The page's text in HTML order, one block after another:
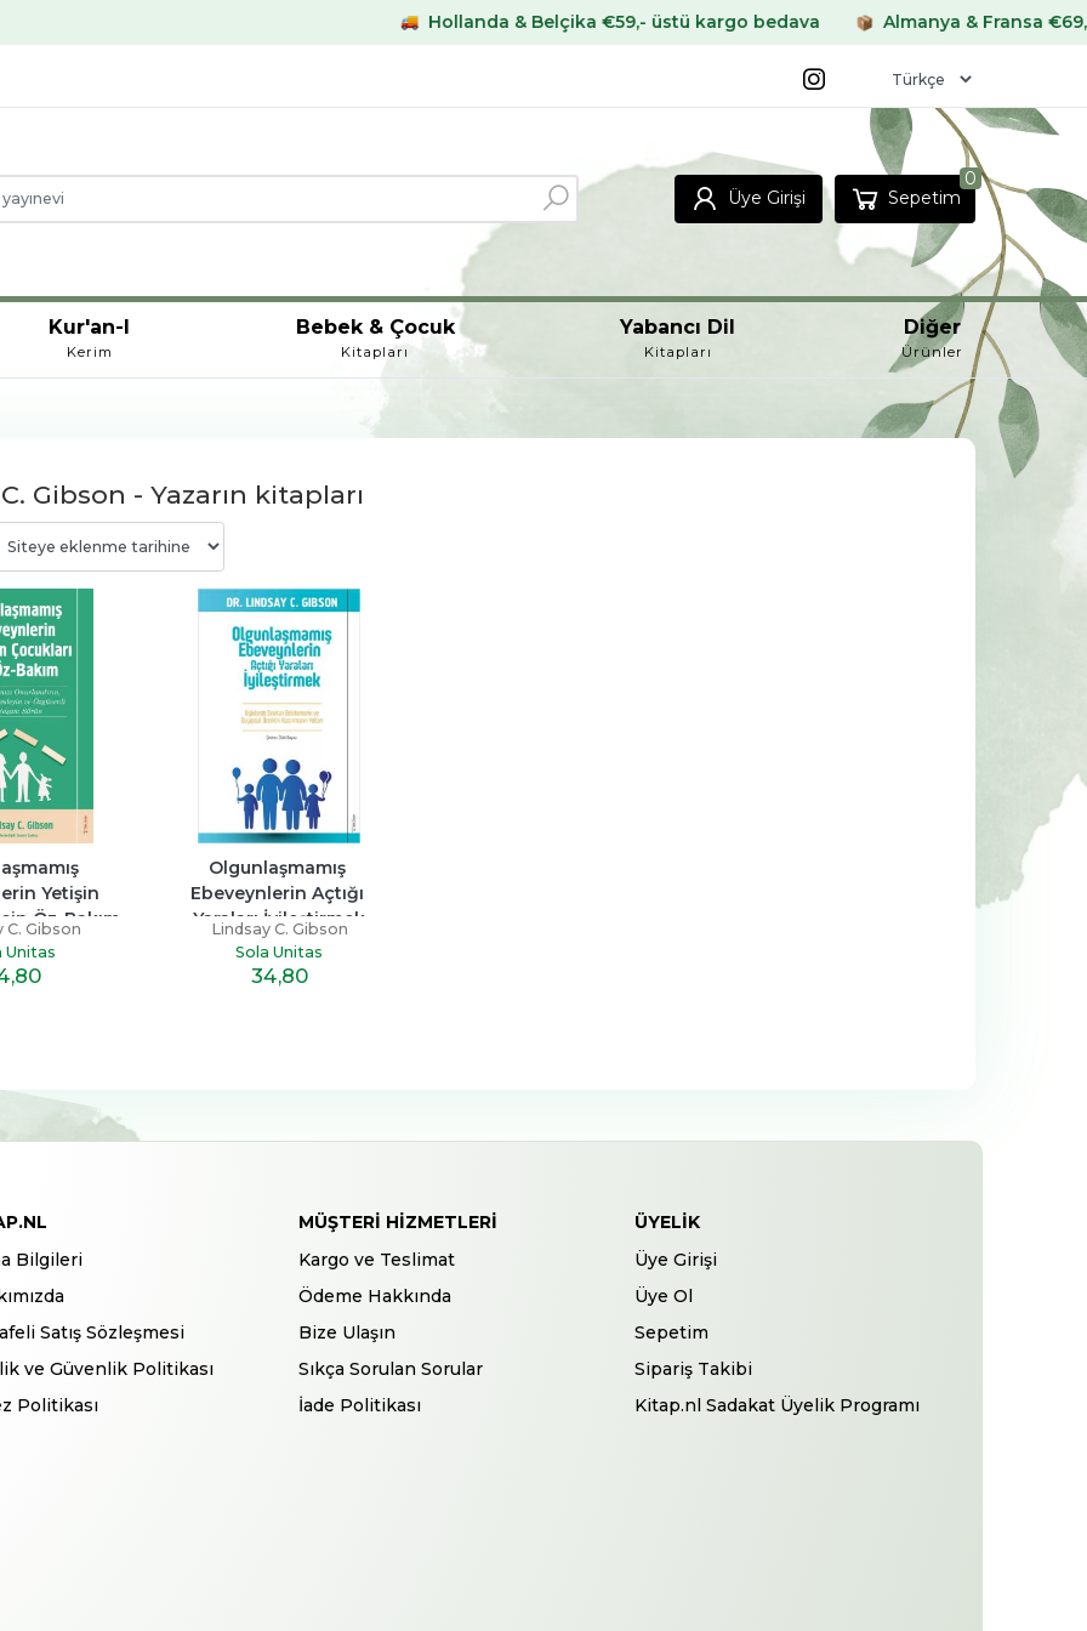
Hollanda & Belçika €59,- üstü kargo bedava Almanya & Fransa €69,- üstü
Üye Girişi Sepetim
0
Kur'an-I
Kerim
Bebek & Çocuk
Kitapları
Yabancı Dil
Kitapları
Diğer
Ürünler
Şeker Portakalı
Jose Mauro De Vasconcelos
Can Yayınları
12,50
Mutluluğu Sende
Senindir Ötesi
Hakan Mengüç
Destek Yayınları
14
Gibson - Yazarın kitapları
Yetişin
Öz-Bakım
C. Gibson
Unitas
,80
Olgunlaşmamış
Ebeveynlerin Açtığı
Yaraları İyileştirmek
Lindsay C. Gibson
Sola Unitas
34,80
Bilgileri
Satış Sözleşmesi
ve Güvenlik Politikası
Politikası
MÜŞTERI HIZMETLERI
Kargo ve Teslimat
Ödeme Hakkında
Bize Ulaşın
Sıkça Sorulan Sorular
İade Politikası
ÜYELIK
Üye Girişi
Üye Ol
Sepetim
Sipariş Takibi
Kitap.nl Sadakat Üyelik Programı